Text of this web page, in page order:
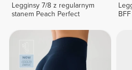
Legginsy 7/8 z regularnym
stanem Peach Perfect
BFF